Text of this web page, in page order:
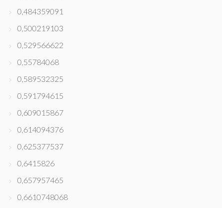
0,484359091
0,500219103
0,529566622
0,55784068
0,589532325
0,591794615
0,609015867
0,614094376
0,625377537
0,6415826
0,657957465
0,6610748068